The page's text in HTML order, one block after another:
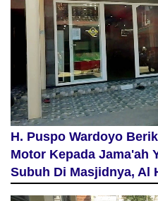
H. Puspo Wardoyo
Motor Kepada Jama'ah
Subuh Di Masjidnya, Al